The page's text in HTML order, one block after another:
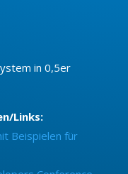
in 0,5er
Links:
Beispielen für